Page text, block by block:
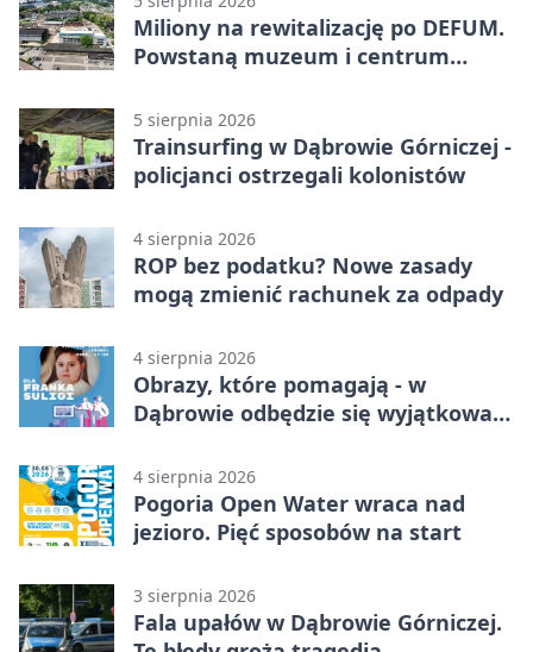
Miliony na rewitalizację po DEFUM.
Powstaną muzeum i centrum
5 sierpnia 2026
Trainsurfing w Dąbrowie Górniczej -
policjanci ostrzegali kolonistów
4 sierpnia 2026
ROP bez podatku? Nowe zasady
mogą zmienić rachunek za odpady
4 sierpnia 2026
Obrazy, które pomagają - w
Dąbrowie odbędzie się wyjątkowa
4 sierpnia 2026
Pogoria Open Water wraca nad
jezioro. Pięć sposobów na start
3 sierpnia 2026
Fala upałów w Dąbrowie Górniczej.